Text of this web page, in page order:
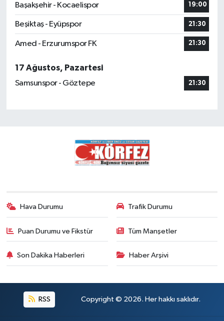
Başakşehir - Kocaelispor
19:00
Beşiktaş - Eyüpspor 21:30
Amed - Erzurumspor FK 21:30
17 Ağustos, Pazartesi
Samsunspor - Göztepe
21:30
Hava Durumu Trafik Durumu
Puan Durumu ve Fikstür Tüm Manşetler
Son Dakika Haberleri Haber Arşivi
RSS Copyright © 2026. Her hakkı saklıdır.